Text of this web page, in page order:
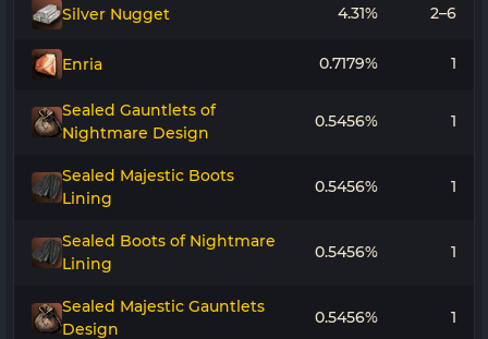
Silver Nugget 4.31% 2–6
Enria 0.7179% 1
Sealed Gauntlets of
Nightmare Design
0.5456% 1
Sealed Majestic Boots
Lining
0.5456% 1
Sealed Boots of Nightmare
Lining
0.5456% 1
Sealed Majestic Gauntlets
Design
0.5456% 1